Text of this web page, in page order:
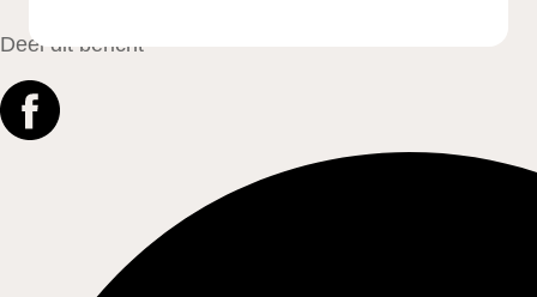
Deel dit bericht